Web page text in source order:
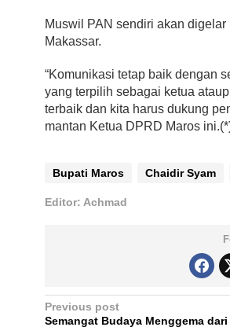
Muswil PAN sendiri akan
Makassar.
“Komunikasi tetap baik dengan
yang terpilih sebagai ketua
terbaik dan kita harus dukung
mantan Ketua DPRD Maros
Bupati Maros Chaidir Syam
Editor: Achmad
P
Previous post
Semangat Budaya Menggema dari